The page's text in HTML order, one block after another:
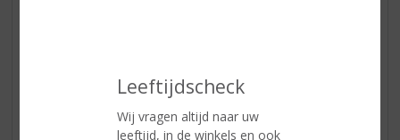
Leeftijdscheck
Wij vragen altijd naar uw
leeftijd, in de winkels en ook
warme, volle afdronk